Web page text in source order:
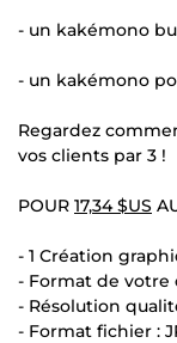
- un kakémono
- un kakémono
Regardez
vos clients par 3 !
POUR 17,34 $US
- 1 Création
- Format de votre
- Résolution
- Format fichier :